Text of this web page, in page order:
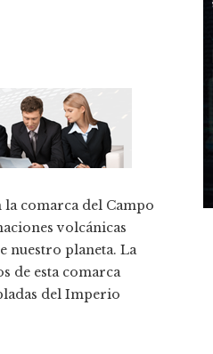
comarca del Campo
volcánicas
nuestro planeta. La
de esta comarca
del Imperio